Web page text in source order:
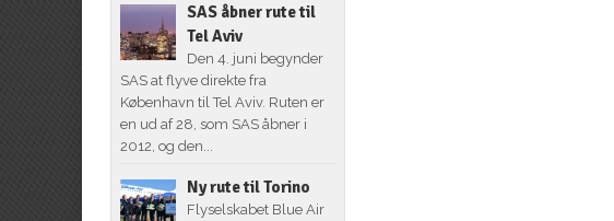
SAS åbner rute til
Tel Aviv
Den 4. juni begynder
SAS at flyve direkte fra
København til Tel Aviv. Ruten er
en ud af 28, som SAS åbner i
2012, og den...
Ny rute til Torino
Flyselskabet Blue Air